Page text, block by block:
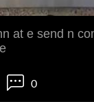
at e send n
0